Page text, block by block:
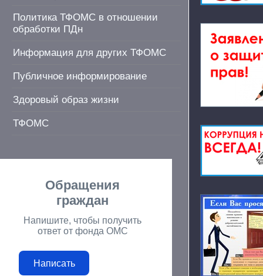
Политика ТФОМС в отношении
обработки ПДн
Информация для других ТФОМС
Публичное информирование
Здоровый образ жизни
ТФОМС
Обращения
граждан
Напишите, чтобы получить
ответ от фонда ОМС
Написать